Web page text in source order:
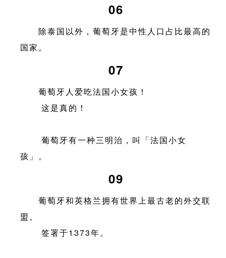
06
除泰国以外，葡萄牙是中性人口占比最高的
国家。
07
葡萄牙人爱吃法国小女孩！
这是真的！
葡萄牙有一种三明治，叫「法国小女
孩」。
09
葡萄牙和英格兰拥有世界上最古老的外交联
盟。
签署于1373年。